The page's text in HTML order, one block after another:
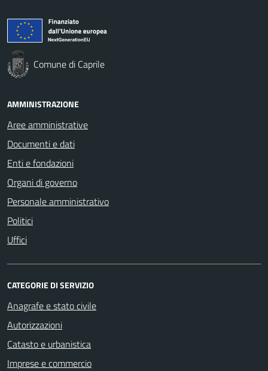
Comune di Caprile
AMMINISTRAZIONE
Aree amministrative
Documenti e dati
Enti e fondazioni
Organi di governo
Personale amministrativo
Politici
Uffici
CATEGORIE DI SERVIZIO
Anagrafe e stato civile
Autorizzazioni
Catasto e urbanistica
Imprese e commercio